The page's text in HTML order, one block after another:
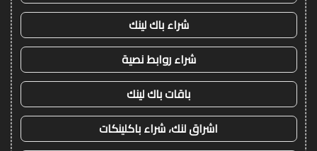
شراء باك لينك
شراء روابط نصية
باقات باك لينك
اشراق لنك، شراء باكلينكات